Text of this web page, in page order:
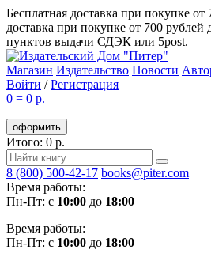
Бесплатная доставка при покупке от
доставка при покупке от 700 рублей
пунктов выдачи СДЭК или 5post.
Магазин Издательство Новости
Войти /Регистрация
0 = 0 р.
оформить
Итого: 0 р.
8 (800) 500-42-17 books@piter.com
Время работы:
Пн-Пт: с 10:00 до 18:00
Время работы:
Пн-Пт: с 10:00 до 18:00